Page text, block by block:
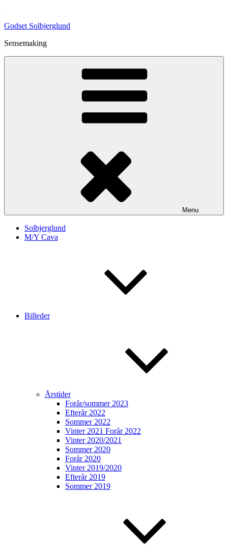
content
Godset Solbjerglund
Sensemaking
Menu
Solbjerglund
M/Y Cava
Billeder
Årstider
Forår/sommer 2023
Efterår 2022
Sommer 2022
Vinter 2021 Forår 2022
Vinter 2020/2021
Sommer 2020
Forår 2020
Vinter 2019/2020
Efterår 2019
Sommer 2019